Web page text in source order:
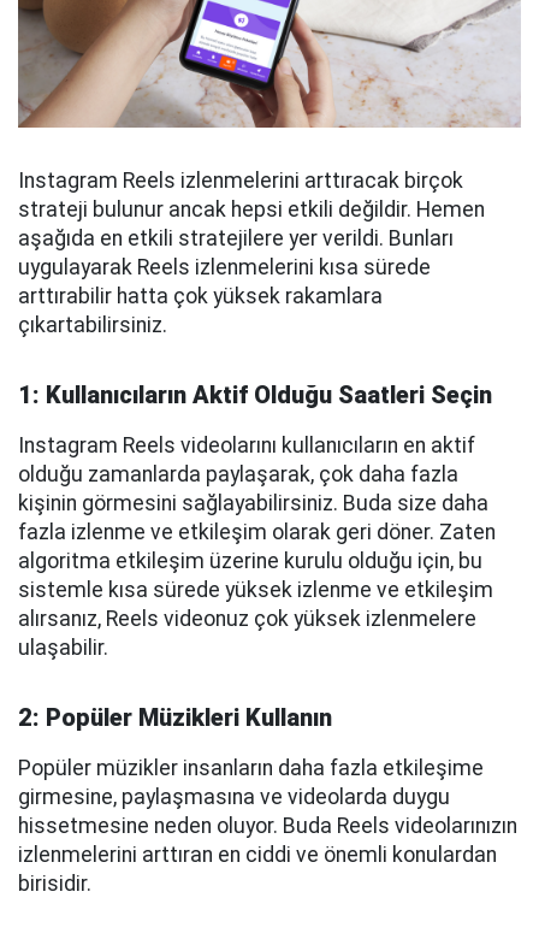
Instagram Reels izlenmelerini arttıracak birçok
strateji bulunur ancak hepsi etkili değildir. Hemen
aşağıda en etkili stratejilere yer verildi. Bunları
uygulayarak Reels izlenmelerini kısa sürede
arttırabilir hatta çok yüksek rakamlara
çıkartabilirsiniz.
1: Kullanıcıların Aktif Olduğu Saatleri Seçin
Instagram Reels videolarını kullanıcıların en aktif
olduğu zamanlarda paylaşarak, çok daha fazla
kişinin görmesini sağlayabilirsiniz. Buda size daha
fazla izlenme ve etkileşim olarak geri döner. Zaten
algoritma etkileşim üzerine kurulu olduğu için, bu
sistemle kısa sürede yüksek izlenme ve etkileşim
alırsanız, Reels videonuz çok yüksek izlenmelere
ulaşabilir.
2: Popüler Müzikleri Kullanın
Popüler müzikler insanların daha fazla etkileşime
girmesine, paylaşmasına ve videolarda duygu
hissetmesine neden oluyor. Buda Reels videolarınızın
izlenmelerini arttıran en ciddi ve önemli konulardan
birisidir.